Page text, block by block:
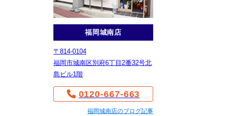
福岡城南店
〒814-0104
福岡市城南区別府6丁目2番32号北
島ビル1階
0120-667-663
福岡城南店のブログ記事